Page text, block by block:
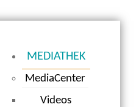
MEDIATHEK
MediaCenter
Videos